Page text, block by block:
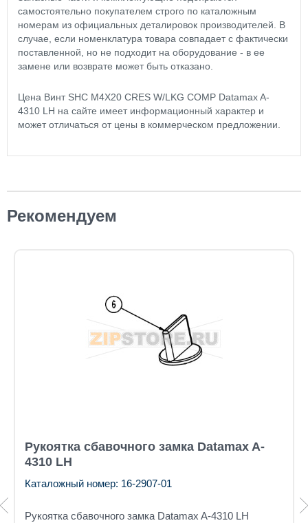
самостоятельно покупателем строго по каталожным
номерам из официальных деталировок производителей. В
случае, если номенклатура товара совпадает с фактически
поставленной, но не подходит на оборудование - в ее
замене или возврате может быть отказано.
Цена Винт SHC M4X20 CRES W/LKG COMP Datamax A-
4310 LH на сайте имеет информационный характер и
может отличаться от цены в коммерческом предложении.
Рекомендуем
Рукоятка сбавочного замка Datamax A-
4310 LH
Каталожный номер: 16-2907-01
Рукоятка сбавочного замка Datamax A-4310 LH